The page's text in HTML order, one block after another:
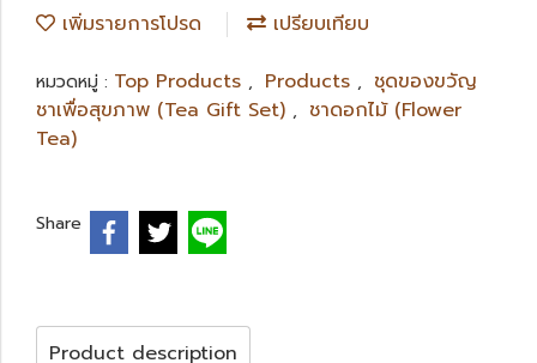
เพิ่มรายการโปรด เปรียบเทียบ
หมวดหมู่ : Top Products , Products , ชุดของขวัญ
ชาเพื่อสุขภาพ (Tea Gift Set) , ชาดอกไม้ (Flower
Tea)
Share
Product description